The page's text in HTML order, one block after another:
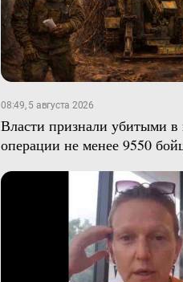
08:49, 5 августа 2026
Власти признали убитыми в
операции не менее 9550